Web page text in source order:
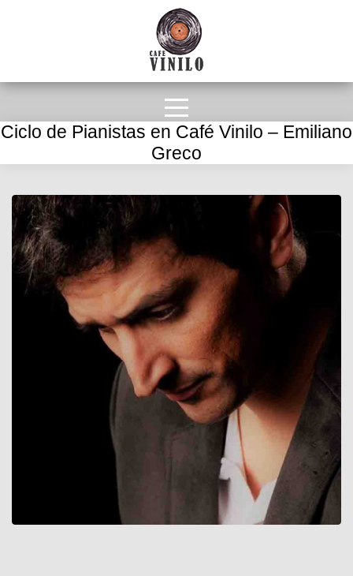
Ciclo de Pianistas en Café Vinilo – Emiliano
Greco